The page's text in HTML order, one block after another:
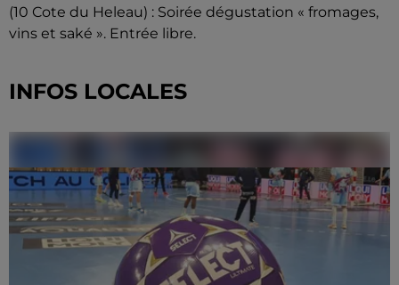
(10 Cote du Heleau) : Soirée dégustation « fromages,
vins et saké ». Entrée libre.
INFOS LOCALES